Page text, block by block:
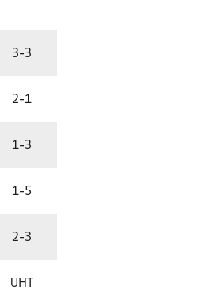
3-3
2-1
1-3
1-5
2-3
UHT